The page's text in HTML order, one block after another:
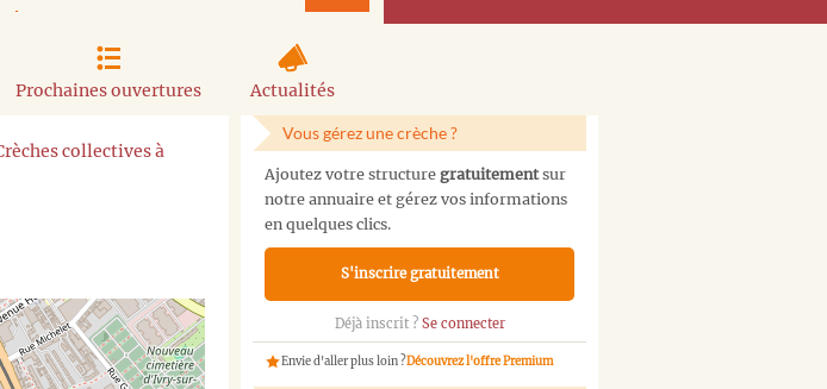
Prochaines ouvertures Actualités
collectives à
Vous gérez une crèche ?
Ajoutez votre structure gratuitementsur
notre annuaire et gérez vos informations
en quelques clics.
S'inscrire gratuitement
Déjà inscrit ? Se connecter
Envie d'aller plus loin ?Découvrez l'offre Premium